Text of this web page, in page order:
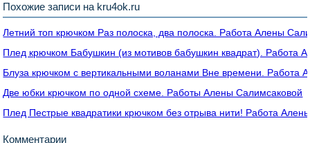
Похожие записи на kru4ok.ru
Летний топ крючком Раз полоска, два полоска. Работа Алены
Плед крючком Бабушкин (из мотивов бабушкин квадрат). Работа
Блуза крючком с вертикальными воланами Вне времени. Работа
Две юбки крючком по одной схеме. Работы Алены Салимсаковой
Плед Пестрые квадратики крючком без отрыва нити! Работа
Комментарии